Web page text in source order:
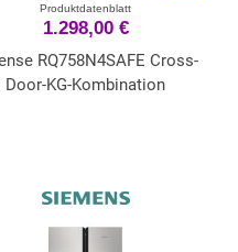
Produktdatenblatt
1.298,00 €
RQ758N4SAFE Cross-
Door-KG-Kombination